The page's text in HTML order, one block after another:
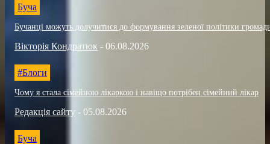
Буча
Бучанці можуть долучитися до формування зеленої політики
Вікторія Кондратюк - 06.08.2026
#Блоги
Чому я стала сімейною лікаркою і навіщо потрібен сімейний лікар
Редакція сайту - 05.08.2026
Буча